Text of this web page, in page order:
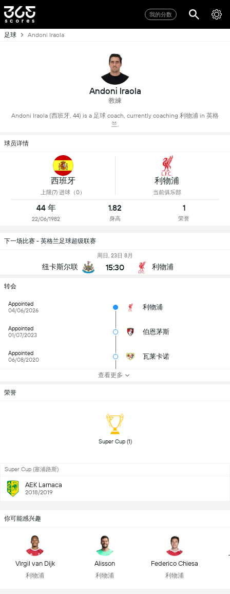
我的分数
足球 Andoni Iraola
Andoni Iraola
教練
Andoni Iraola (西班牙, 44) is a 足球 coach, currently coaching 利物浦 in 英格
兰.
球员详情
西班牙
上限(7) 进球（0）
利物浦
当前俱乐部
44 年
22/06/1982
1.82
身高
1
荣誉
下一场比赛 - 英格兰足球超级联赛
纽卡斯尔联
周日, 23日 8月
15:30 利物浦
转会
Appointed
04/06/2026
利物浦
Appointed
01/07/2023
伯恩茅斯
Appointed
06/08/2020
瓦莱卡诺
查看更多
荣誉
Super Cup (1)
Super Cup (塞浦路斯)
AEK Larnaca
2018/2019
你可能感兴趣
Virgil van Dijk
利物浦
Alisson
利物浦
Federico Chiesa
利物浦